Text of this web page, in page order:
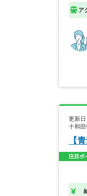
ア
更新
十和
【
注目ポ